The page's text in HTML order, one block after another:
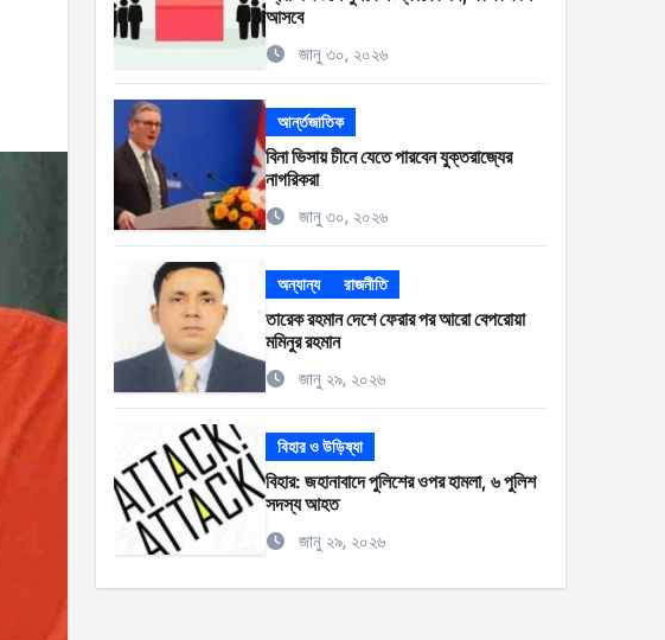
আসবে
জানু ৩০, ২০২৬
আর্ন্তজাতিক
বিনা ভিসায় চীনে যেতে পারবেন যুক্তরাজ্যের
নাগরিকরা
জানু ৩০, ২০২৬
অন্যান্য রাজনীতি
তারেক রহমান দেশে ফেরার পর আরো বেপরোয়া
মমিনুর রহমান
জানু ২৯, ২০২৬
বিহার ও উড়িষ্যা
বিহার: জহানাবাদে পুলিশের ওপর হামলা, ৬ পুলিশ
সদস্য আহত
জানু ২৯, ২০২৬